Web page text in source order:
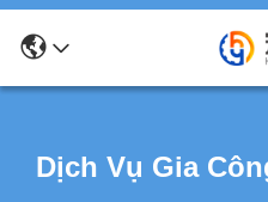
Dịch Vụ Gia